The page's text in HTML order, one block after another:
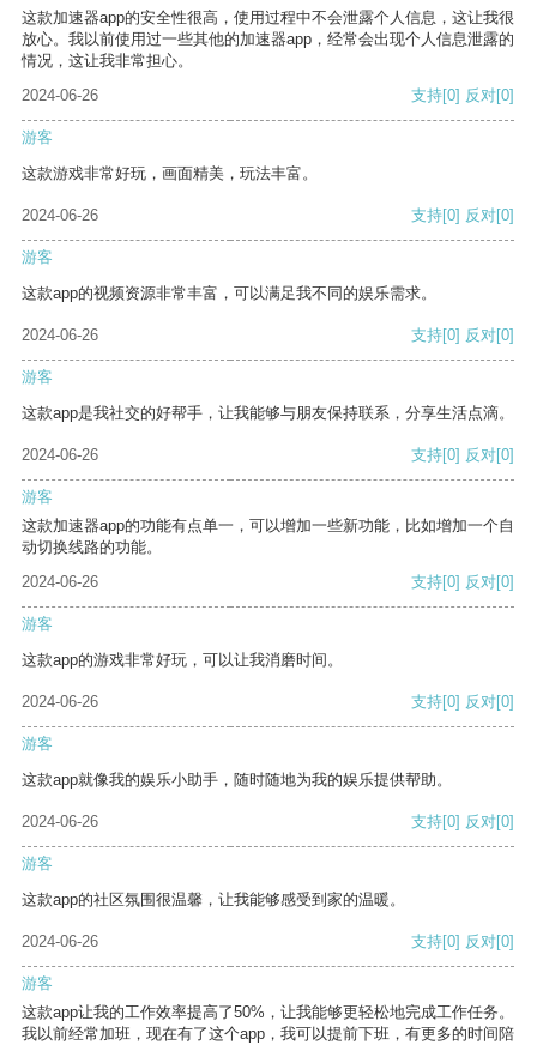
这款加速器app的安全性很高，使用过程中不会泄露个人信息，这让我很
放心。我以前使用过一些其他的加速器app，经常会出现个人信息泄露的
情况，这让我非常担心。
2024-06-26
支持[0] 反对[0]
游客
这款游戏非常好玩，画面精美，玩法丰富。
2024-06-26 支持[0] 反对[0]
游客
这款app的视频资源非常丰富，可以满足我不同的娱乐需求。
2024-06-26 支持[0] 反对[0]
游客
这款app是我社交的好帮手，让我能够与朋友保持联系，分享生活点滴。
2024-06-26 支持[0] 反对[0]
游客
这款加速器app的功能有点单一，可以增加一些新功能，比如增加一个自
动切换线路的功能。
2024-06-26
支持[0] 反对[0]
游客
这款app的游戏非常好玩，可以让我消磨时间。
2024-06-26 支持[0] 反对[0]
游客
这款app就像我的娱乐小助手，随时随地为我的娱乐提供帮助。
2024-06-26 支持[0] 反对[0]
游客
这款app的社区氛围很温馨，让我能够感受到家的温暖。
2024-06-26 支持[0] 反对[0]
游客
这款app让我的工作效率提高了50%，让我能够更轻松地完成工作任务。
我以前经常加班，现在有了这个app，我可以提前下班，有更多的时间陪